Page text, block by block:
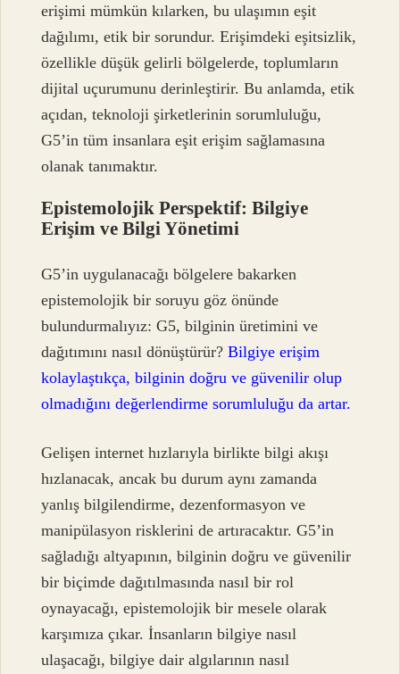
erişimi mümkün kılarken, bu ulaşımın eşit
dağılımı, etik bir sorundur. Erişimdeki eşitsizlik,
özellikle düşük gelirli bölgelerde, toplumların
dijital uçurumunu derinleştirir. Bu anlamda, etik
açıdan, teknoloji şirketlerinin sorumluluğu,
G5’in tüm insanlara eşit erişim sağlamasına
olanak tanımaktır.
Epistemolojik Perspektif: Bilgiye
Erişim ve Bilgi Yönetimi
G5’in uygulanacağı bölgelere bakarken
epistemolojik bir soruyu göz önünde
bulundurmalıyız: G5, bilginin üretimini ve
dağıtımını nasıl dönüştürür?Bilgiye erişim
kolaylaştıkça, bilginin doğru ve güvenilir olup
olmadığını değerlendirme sorumluluğu da artar.
Gelişen internet hızlarıyla birlikte bilgi akışı
hızlanacak, ancak bu durum aynı zamanda
yanlış bilgilendirme, dezenformasyon ve
manipülasyon risklerini de artıracaktır. G5’in
sağladığı altyapının, bilginin doğru ve güvenilir
bir biçimde dağıtılmasında nasıl bir rol
oynayacağı, epistemolojik bir mesele olarak
karşımıza çıkar. İnsanların bilgiye nasıl
ulaşacağı, bilgiye dair algılarının nasıl